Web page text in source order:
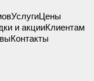
УслугиЦены
и акцииКлиентам
Контакты